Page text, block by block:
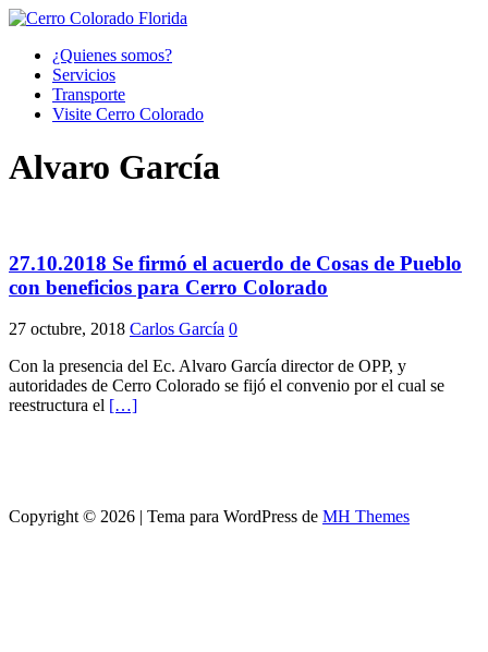
¿Quienes somos?
Servicios
Transporte
Visite Cerro Colorado
Alvaro García
27.10.2018 Se firmó el acuerdo de Cosas de Pueblo
con beneficios para Cerro Colorado
27 octubre, 2018 Carlos García 0
Con la presencia del Ec. Alvaro García director de OPP, y
autoridades de Cerro Colorado se fijó el convenio por el cual se
reestructura el […]
Copyright © 2026 | Tema para WordPress de MH Themes